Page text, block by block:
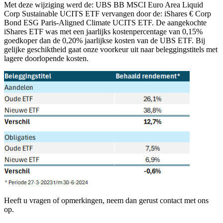
Met deze wijziging werd de: UBS BB MSCI Euro Area Liquid
Corp Sustainable UCITS ETF vervangen door de: iShares € Corp
Bond ESG Paris-Aligned Climate UCITS ETF. De aangekochte
iShares ETF was met een jaarlijks kostenpercentage van 0,15%
goedkoper dan de 0,20% jaarlijkse kosten van de UBS ETF. Bij
gelijke geschiktheid gaat onze voorkeur uit naar beleggingstitels met
lagere doorlopende kosten.
Heeft u vragen of opmerkingen, neem dan gerust contact met ons
op.